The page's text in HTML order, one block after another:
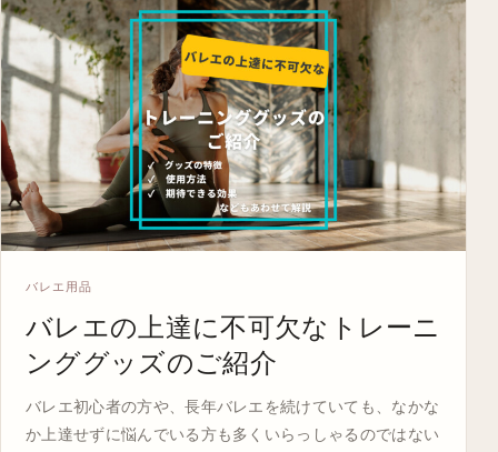
バレエ用品
バレエの上達に不可欠なトレーニ
ンググッズのご紹介
バレエ初心者の方や、長年バレエを続けていても、なかな
か上達せずに悩んでいる方も多くいらっしゃるのではない